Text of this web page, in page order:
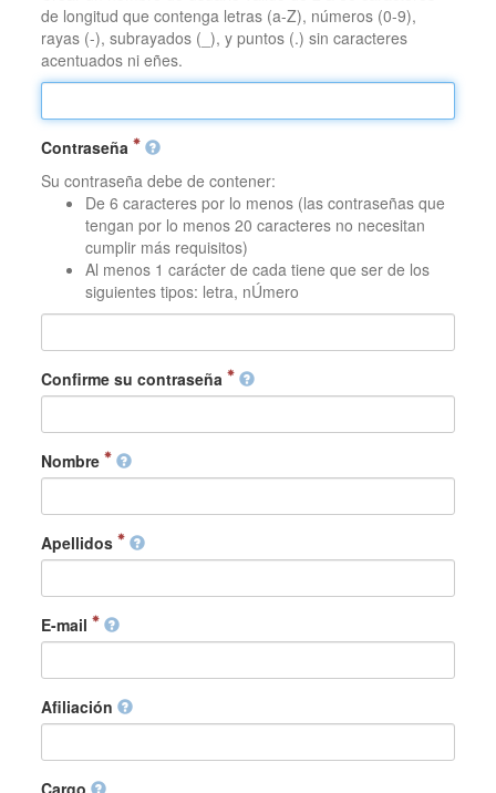
de longitud que contenga letras (a-Z), números (0-9),
rayas (-), subrayados (_), y puntos (.) sin caracteres
acentuados ni eñes.
Contraseña
Su contraseña debe de contener:
De 6 caracteres por lo menos (las contraseñas que
tengan por lo menos 20 caracteres no necesitan
cumplir más requisitos)
Al menos 1 carácter de cada tiene que ser de los
siguientes tipos: letra, nÚmero
Confirme su contraseña
Nombre
Apellidos
E-mail
Afiliación
Cargo